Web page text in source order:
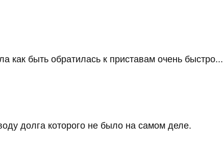
как быть обратилась к приставам очень быстро...
долга которого не было на самом деле.